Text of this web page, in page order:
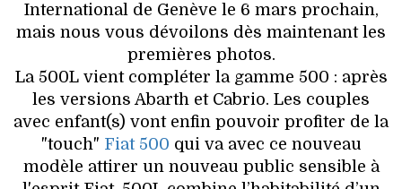
International de Genève le 6 mars prochain,
mais nous vous dévoilons dès maintenant les
premières photos.
La 500L vient compléter la gamme 500 : après
les versions Abarth et Cabrio. Les couples
avec enfant(s) vont enfin pouvoir profiter de la
"touch" Fiat 500 qui va avec ce nouveau
modèle attirer un nouveau public sensible à